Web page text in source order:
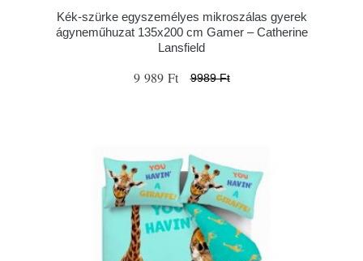
Kék-szürke egyszemélyes mikroszálas gyerek
ágyneműhuzat 135x200 cm Gamer – Catherine
Lansfield
9 989 Ft 9989 Ft